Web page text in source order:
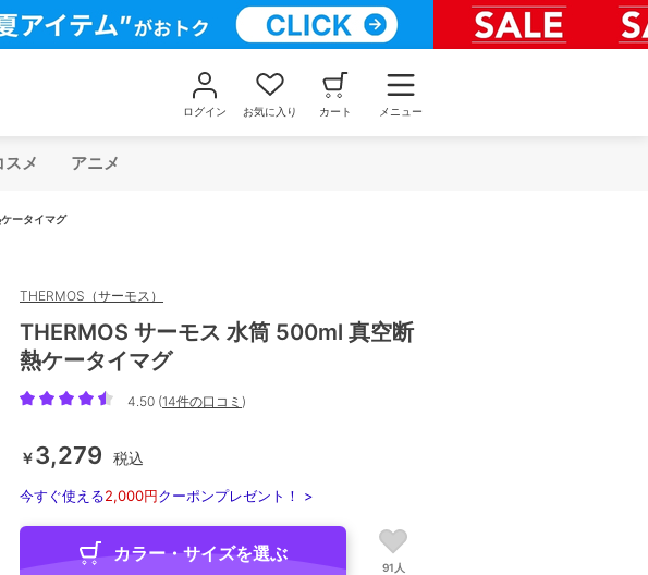
ログイン お気に入り カート メニュー
スメ アニメ
ータイマグ
THERMOS（サーモス）
THERMOS サーモス 水筒 500ml 真空断
熱ケータイマグ
4.50 (14件の口コミ )
￥3,279 税込
今すぐ使える2,000円クーポンプレゼント！ >
カラー・サイズを選ぶ
91人